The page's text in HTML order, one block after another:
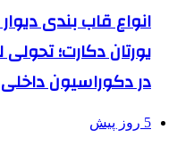
انواع قاب بندی
یورتان دکارت؛
در دکوراسیون داخلی
5 روز پیش